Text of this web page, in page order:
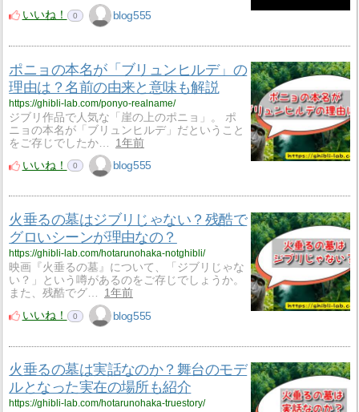
いいね！
0 blog555
ポニョの本名が「ブリュンヒルデ」の
理由は？名前の由来と意味も解説
https://ghibli-lab.com/ponyo-realname/
ジブリ作品で人気な「崖の上のポニョ」。 ポ
ニョの本名が「ブリュンヒルデ」だということ
をご存じでしたか…
1年前
いいね！
0 blog555
火垂るの墓はジブリじゃない？残酷で
グロいシーンが理由なの？
https://ghibli-lab.com/hotarunohaka-notghibli/
映画『火垂るの墓』について、「ジブリじゃな
い？」という噂があるのをご存じでしょうか。
また、残酷でグ…
1年前
いいね！
0 blog555
火垂るの墓は実話なのか？舞台のモデ
ルとなった実在の場所も紹介
https://ghibli-lab.com/hotarunohaka-truestory/